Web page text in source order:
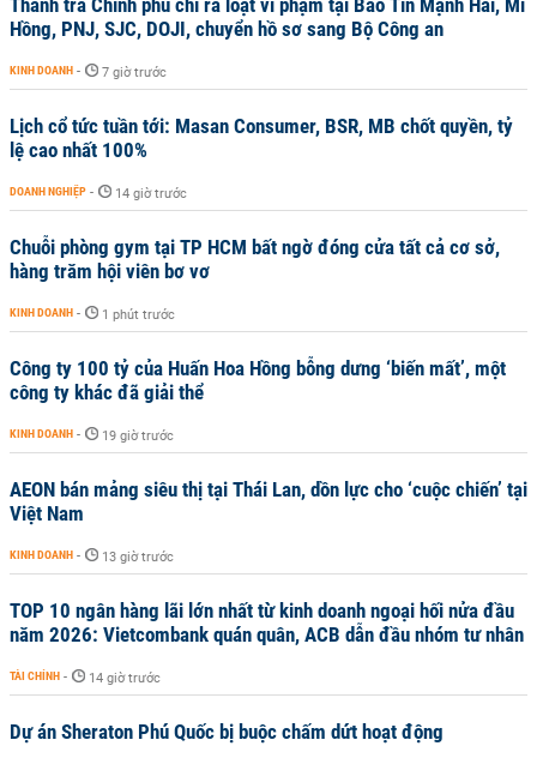
Hồng, PNJ, SJC, DOJI, chuyển hồ sơ sang Bộ Công an
KINH DOANH - 7 giờ trước
Lịch cổ tức tuần tới: Masan Consumer, BSR, MB chốt quyền, tỷ
lệ cao nhất 100%
DOANH NGHIỆP - 14 giờ trước
Chuỗi phòng gym tại TP HCM bất ngờ đóng cửa tất cả cơ sở,
hàng trăm hội viên bơ vơ
KINH DOANH - 1 phút trước
Công ty 100 tỷ của Huấn Hoa Hồng bỗng dưng ‘biến mất’, một
công ty khác đã giải thể
KINH DOANH - 19 giờ trước
AEON bán mảng siêu thị tại Thái Lan, dồn lực cho ‘cuộc chiến’ tại
Việt Nam
KINH DOANH - 13 giờ trước
TOP 10 ngân hàng lãi lớn nhất từ kinh doanh ngoại hối nửa đầu
năm 2026: Vietcombank quán quân, ACB dẫn đầu nhóm tư nhân
TÀI CHÍNH - 14 giờ trước
Dự án Sheraton Phú Quốc bị buộc chấm dứt hoạt động